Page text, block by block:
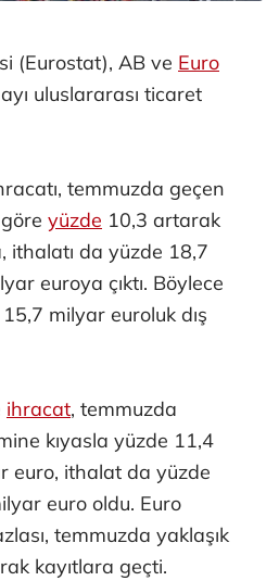
(Eurostat), AB ve Euro
uluslararası ticaret
temmuzda geçen
yüzde 10,3 artarak
ithalatı da yüzde 18,7
euroya çıktı. Böylece
milyar euroluk dış
ihracat, temmuzda
kıyasla yüzde 11,4
euro, ithalat da yüzde
euro oldu. Euro
temmuzda yaklaşık
kayıtlara geçti.